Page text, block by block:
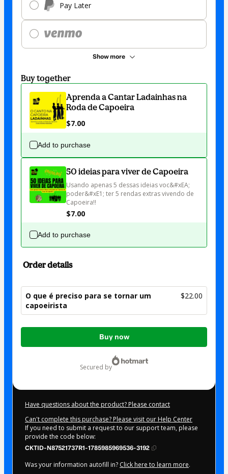
Pay Later
Show more
Buy together
Aprenda a Cantar Ladainhas na
Roda de Capoeira
$7.00
Add to purchase
50 ideias para viver de Capoeira
Usando apenas 5 dessas ideias voc&#xEA;
poder&#xE1; ter 5 rendas extras vivendo de
Capoeira!!
$7.00
Add to purchase
Order details
O que é preciso para se tornar um
capoeirista
$22.00
Total
$22.00
Buy now
secured by
Have questions about the product? Please contact
Can't complete this purchase? Please visit our Help Center
If you need to submit a request to our support team, please
provide the code below:
CKTID-N87521737R1-1785985969536-3192
Was your information autofill in? Click here to learn more.